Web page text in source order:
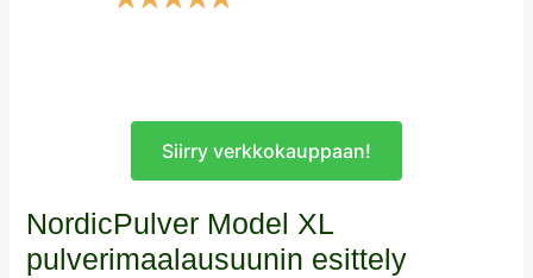
Siirry verkkokauppaan!
NordicPulver Model XL
pulverimaalausuunin esittely